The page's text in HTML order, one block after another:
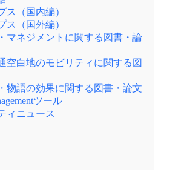
ス（国内編）
ス（国外編）
マネジメントに関する図書・論
空白地のモビリティに関する図
物語の効果に関する図書・論文
ツール
ィニュース